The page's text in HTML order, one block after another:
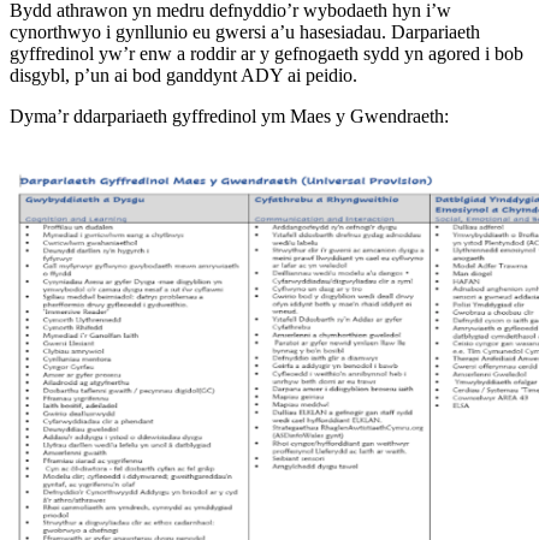
Bydd athrawon yn medru defnyddio’r wybodaeth hyn i’w
cynorthwyo i gynllunio eu gwersi a’u hasesiadau. Darpariaeth
gyffredinol yw’r enw a roddir ar y gefnogaeth sydd yn agored i bob
disgybl, p’un ai bod ganddynt ADY ai peidio.
Dyma’r ddarpariaeth gyffredinol ym Maes y Gwendraeth: